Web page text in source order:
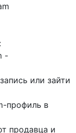
-
или зайти
профиль в
продавца и